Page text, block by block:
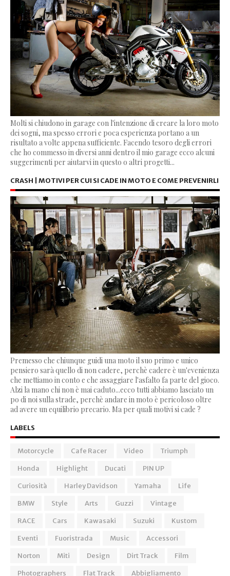
Molti si chiudono in garage con l'intenzione di creare la loro moto
dei sogni, ma spesso errori e poca esperienza portano a un
risultato a volte appena sufficiente. Facendo tesoro degli errori
che ho commesso in diversi anni dentro il mio garage ecco alcuni
suggerimenti per aiutarvi in questo o altri progetti...
CRASH | MOTIVI PER CUI SI CADE IN MOTO E COME PREVENIRLI
Premesso che chiunque guidi una moto il suo primo e unico
pensiero sarà quello di non cadere, perchè cadere è un'evenienza
che mettiamo in conto e che assaggiare l'asfalto fa parte del gioco.
Alzi la mano chi non è mai caduto...ecco tutti abbiamo lasciato un
po di noi sulla strade, perchè andare in moto è pericoloso oltre
ad avere un equilibrio precario. Ma per quali motivi si cade ?
LABELS
Motorcycle Cafe Racer Video
Triumph
Honda
Highlight Ducati
PIN UP
Curiosità
Harley Davidson Yamaha
Life
BMW
Style Arts Guzzi
Vintage
RACE
Cars Kawasaki Suzuki
Kustom
Eventi
Fuoristrada Music
Accessori
Norton
Miti Design Dirt Track
Film
Photographers
Flat Track
Abbigliamento